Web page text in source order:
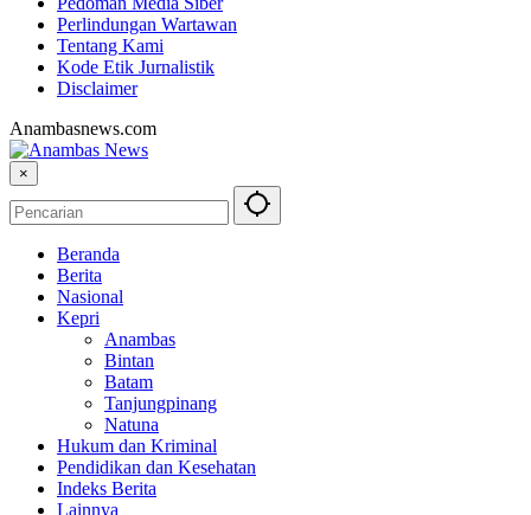
Perlindungan Wartawan
Tentang Kami
Kode Etik Jurnalistik
Disclaimer
Anambasnews.com
×
Beranda
Berita
Nasional
Kepri
Anambas
Bintan
Batam
Tanjungpinang
Natuna
Hukum dan Kriminal
Pendidikan dan Kesehatan
Indeks Berita
Lainnya